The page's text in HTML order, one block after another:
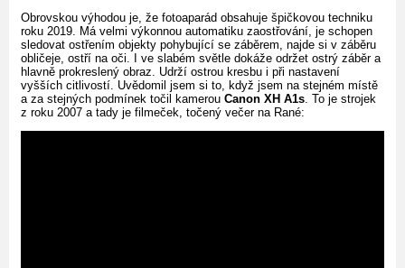
Obrovskou výhodou je, že fotoaparád obsahuje špičkovou techniku
roku 2019. Má velmi výkonnou automatiku zaostřování, je schopen
sledovat ostřením objekty pohybující se záběrem, najde si v záběru
obličeje, ostří na oči. I ve slabém světle dokáže održet ostrý záběr a
hlavně prokreslený obraz. Udrží ostrou kresbu i při nastavení
vyšších citlivostí. Uvědomil jsem si to, když jsem na stejném místě
a za stejných podmínek točil kamerou Canon XH A1s . To je strojek
z roku 2007 a tady je filmeček, točený večer na Rané: